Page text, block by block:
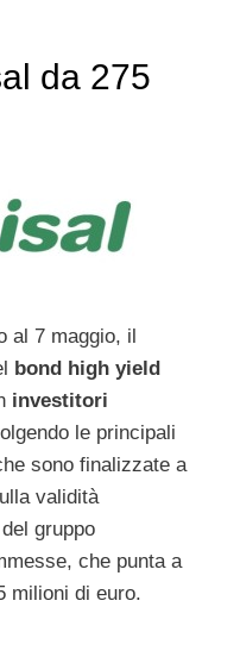
da 275
al 7 maggio, il
bond high yield
investitori
le principali
sono finalizzate a
validità
gruppo
che punta a
milioni di euro.